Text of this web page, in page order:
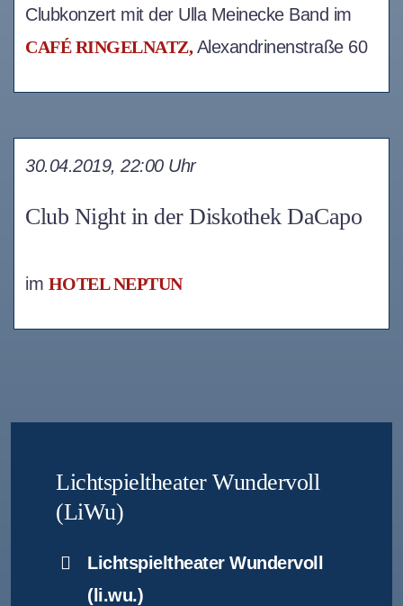
Clubkonzert mit der Ulla Meinecke Band im
CAFÉ RINGELNATZ,Alexandrinenstraße 60
Club Night in der Diskothek DaCapo
30.04.2019, 22:00 Uhr
im HOTEL NEPTUN
Lichtspieltheater Wundervoll
(LiWu)
Lichtspieltheater Wundervoll
(li.wu.)